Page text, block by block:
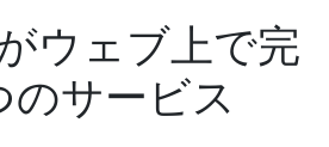
ウェブ上で完
サービス